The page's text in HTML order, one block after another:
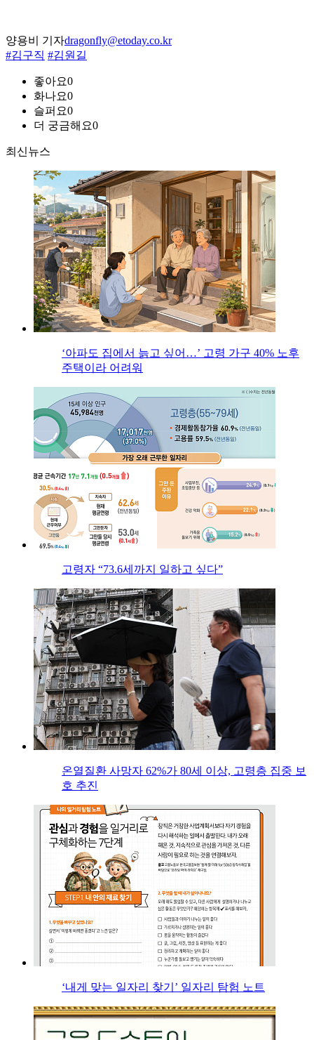
양용비 기자dragonfly@etoday.co.kr
#김구직 #김원길
좋아요0
화나요0
슬퍼요0
더 궁금해요0
최신뉴스
‘아파도 집에서 늙고 싶어…’ 고령 가구 40% 노후
주택이라 어려워
고령자 “73.6세까지 일하고 싶다”
온열질환 사망자 62%가 80세 이상, 고령층 집중 보
호 추진
‘내게 맞는 일자리 찾기’ 일자리 탐험 노트